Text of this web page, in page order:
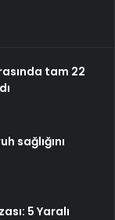
tam 22
sağlığını
5 Yaralı